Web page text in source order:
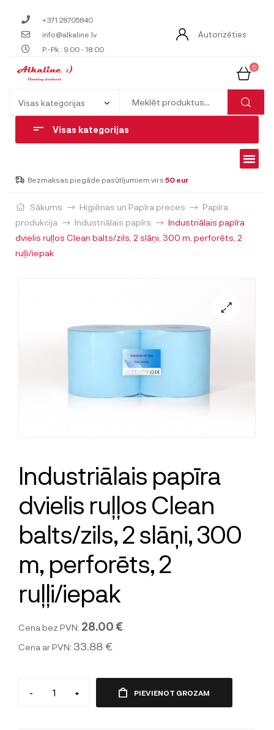
+371 28705840
info@alkaline.lv
P.-Pk.: 9:00 - 18:00
Autorizēties
0
Visas kategorijas
Bezmaksas piegāde pasūtījumiem virs 50 eur
Sākums Higiēnas un Papīra preces
Papīra
produkcija
Industriālais papīrs
Industriālais papīra
dvielis ruļļos Clean balts/zils, 2 slāņi, 300 m, perforēts, 2
ruļļi/iepak
Industriālais papīra
dvielis ruļļos Clean
balts/zils, 2 slāņi, 300
m, perforēts, 2
ruļļi/iepak
Cena bez PVN: 28.00 €
Cena ar PVN: 33.88 €
- + PIEVIENOT GROZAM